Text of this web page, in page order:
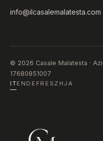
info@ilcasalemalatesta.com
© 2026 Casale Malatesta ·
17680851007
ITEN DE FR ES ZH JA